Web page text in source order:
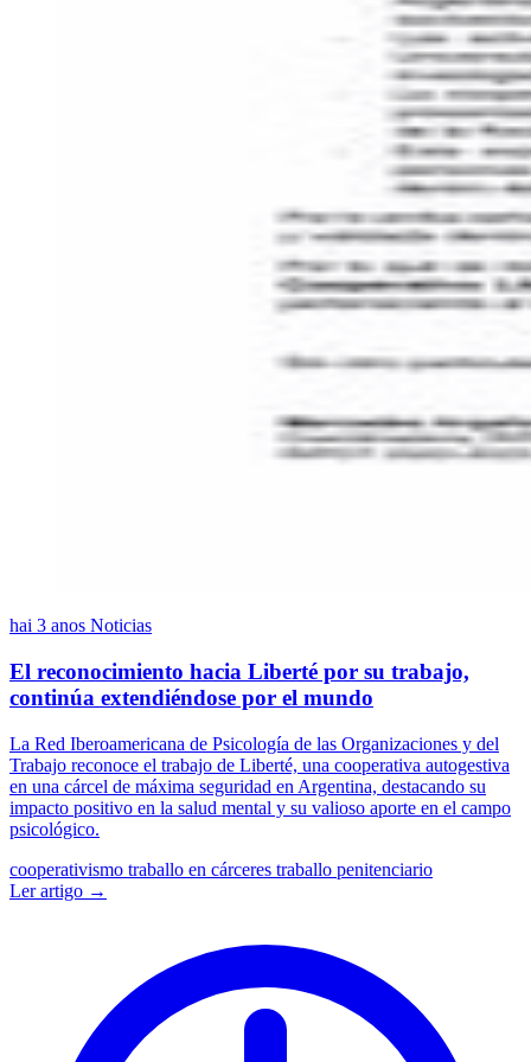
hai 3 anos Noticias
El reconocimiento hacia Liberté por su trabajo,
continúa extendiéndose por el mundo
La Red Iberoamericana de Psicología de las Organizaciones y del
Trabajo reconoce el trabajo de Liberté, una cooperativa autogestiva
en una cárcel de máxima seguridad en Argentina, destacando su
impacto positivo en la salud mental y su valioso aporte en el campo
psicológico.
cooperativismo traballo en cárceres traballo penitenciario
Ler artigo →